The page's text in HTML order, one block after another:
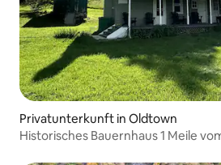
Privatunterkunft in Oldtown
Historisches Bauernhaus 1 Meile